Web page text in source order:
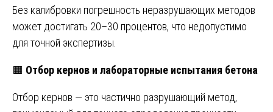
Без калибровки погрешность неразрушающих методов
может достигать 20–30 процентов, что недопустимо
для точной экспертизы.
🟧 Отбор кернов и лабораторные испытания бетона
Отбор кернов — это частично разрушающий метод,